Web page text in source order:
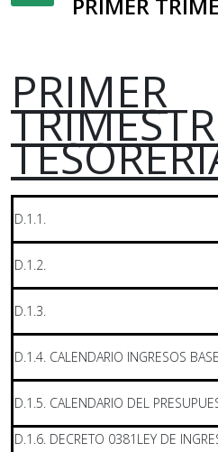
PRIMER
D.1.1.
D.1.2.
D.1.3.
D.1.4. CALENDARIO INGRESOS
D.1.5. CALENDARIO DEL
D.1.6. DECRETO 0381LEY DE